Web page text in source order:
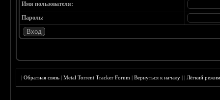
Имя пользователя:
Пароль:
|Обратная связь |Metal Torrent Tracker Forum |Вернуться к началу ||Лёгкий